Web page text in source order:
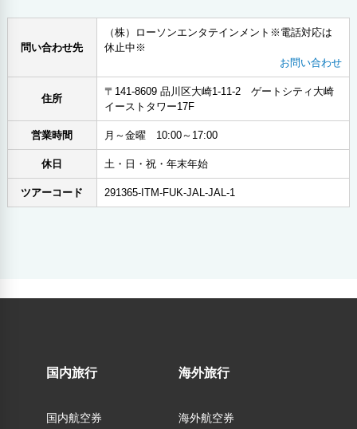
問い合わせ先
（株）ローソンエンタテインメント※電話対応は
休止中※
お問い合わせ
住所
〒141-8609 品川区大崎1-11-2 ゲートシティ大崎
イーストタワー17F
営業時間 月～金曜 10:00～17:00
休日 土・日・祝・年末年始
ツアーコード 291365-ITM-FUK-JAL-JAL-1
国内旅行
国内航空券
海外旅行
海外航空券